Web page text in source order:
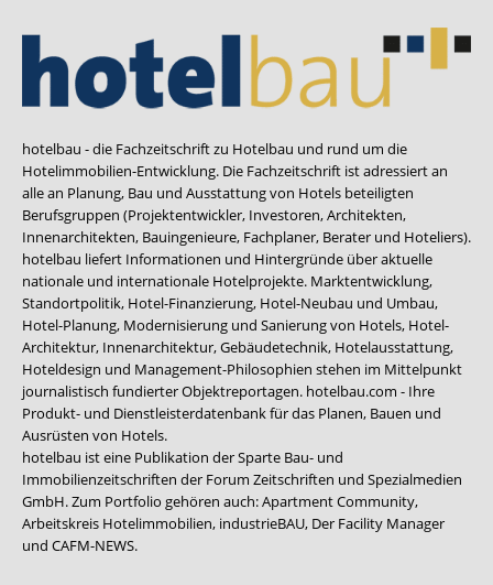
hotelbau - die Fachzeitschrift zu Hotelbau und rund um die
Hotelimmobilien-Entwicklung. Die Fachzeitschrift ist adressiert an
alle an Planung, Bau und Ausstattung von Hotels beteiligten
Berufsgruppen (Projektentwickler, Investoren, Architekten,
Innenarchitekten, Bauingenieure, Fachplaner, Berater und Hoteliers).
hotelbau liefert Informationen und Hintergründe über aktuelle
nationale und internationale Hotelprojekte. Marktentwicklung,
Standortpolitik, Hotel-Finanzierung, Hotel-Neubau und Umbau,
Hotel-Planung, Modernisierung und Sanierung von Hotels, Hotel-
Architektur, Innenarchitektur, Gebäudetechnik, Hotelausstattung,
Hoteldesign und Management-Philosophien stehen im Mittelpunkt
journalistisch fundierter Objektreportagen. hotelbau.com - Ihre
Produkt- und Dienstleisterdatenbank für das Planen, Bauen und
Ausrüsten von Hotels.
hotelbau ist eine Publikation der Sparte Bau- und
Immobilienzeitschriften der Forum Zeitschriften und Spezialmedien
GmbH. Zum Portfolio gehören auch:Apartment Community,
Arbeitskreis Hotelimmobilien, industrieBAU, Der Facility Manager
und CAFM-NEWS.